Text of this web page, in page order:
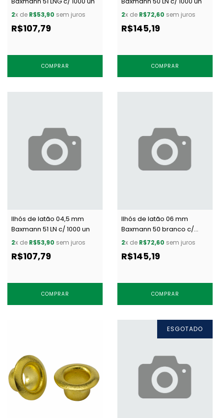
2x de R$53,90 sem juros
R$107,79
COMPRAR
2x de R$72,60 sem juros
R$145,19
COMPRAR
Ilhós de latão 04,5 mm
Baxmann 51 LN c/ 1000 un
2x de R$53,90 sem juros
R$107,79
COMPRAR
Ilhós de latão 06 mm
Baxmann 50 branco c/
1000 un
2x de R$72,60 sem juros
R$145,19
COMPRAR
ESGOTADO